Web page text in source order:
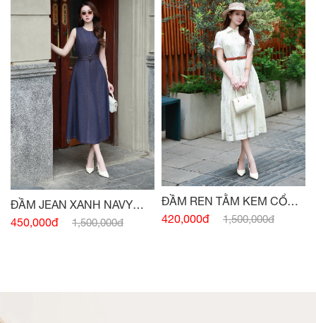
ĐẦM JEAN XANH NAVY
SÁT NÁCH ĐAI EO
450,000đ 1,500,000đ
ĐẦM REN TẰM KEM CỔ
ĐỨC
420,000đ 1,500,000đ